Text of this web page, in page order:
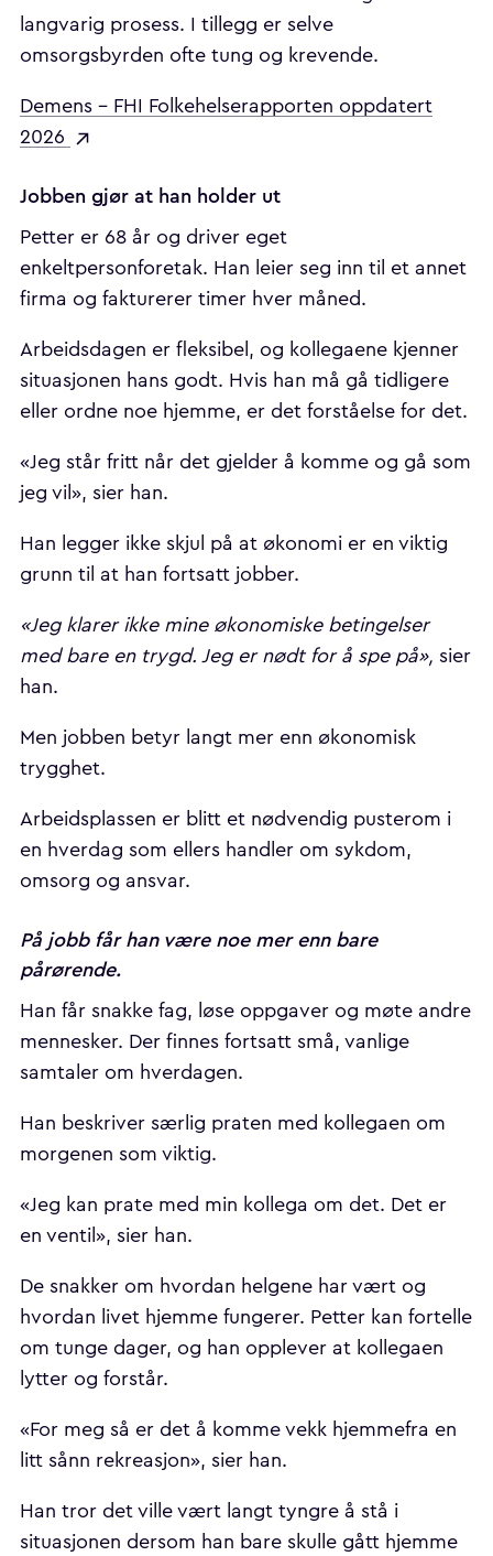
langvarig prosess. I tillegg er selve
omsorgsbyrden ofte tung og krevende.
Demens - FHI Folkehelserapporten oppdatert
2026
Jobben gjør at han holder ut
Petter er 68 år og driver eget
enkeltpersonforetak. Han leier seg inn til et annet
firma og fakturerer timer hver måned.
Arbeidsdagen er fleksibel, og kollegaene kjenner
situasjonen hans godt. Hvis han må gå tidligere
eller ordne noe hjemme, er det forståelse for det.
«Jeg står fritt når det gjelder å komme og gå som
jeg vil», sier han.
Han legger ikke skjul på at økonomi er en viktig
grunn til at han fortsatt jobber.
«Jeg klarer ikke mine økonomiske betingelser
med bare en trygd. Jeg er nødt for å spe på», sier
han.
Men jobben betyr langt mer enn økonomisk
trygghet.
Arbeidsplassen er blitt et nødvendig pusterom i
en hverdag som ellers handler om sykdom,
omsorg og ansvar.
På jobb får han være noe mer enn bare
pårørende.
Han får snakke fag, løse oppgaver og møte andre
mennesker. Der finnes fortsatt små, vanlige
samtaler om hverdagen.
Han beskriver særlig praten med kollegaen om
morgenen som viktig.
«Jeg kan prate med min kollega om det. Det er
en ventil», sier han.
De snakker om hvordan helgene har vært og
hvordan livet hjemme fungerer. Petter kan fortelle
om tunge dager, og han opplever at kollegaen
lytter og forstår.
«For meg så er det å komme vekk hjemmefra en
litt sånn rekreasjon», sier han.
Han tror det ville vært langt tyngre å stå i
situasjonen dersom han bare skulle gått hjemme